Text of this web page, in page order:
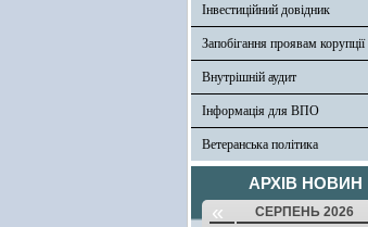
Інвестиційний довідник
Запобігання проявам корупції
Внутрішній аудит
Інформація для ВПО
Ветеранська політика
АРХІВ НОВИН
« СЕРПЕНЬ 2026